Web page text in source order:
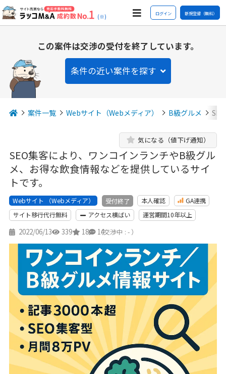
(※) ログイン 新規登録（無料）
この案件は交渉の受付を終了しています。
条件の近い案件を探す
案件一覧 Webサイト（Webメディア） B級グルメ
SEO集客により、ワンコインランチやB級グル
メ、お得な飲食情報などを提供しているサイ
トです。
気になる（値下げ通知）
Webサイト （Webメディア） 受付終了 本人確認
GA連携
サイト移行代行無料
アクセス横ばい 運営期間10年以上
2022/06/13 339 18 14
（交渉中 : - ）